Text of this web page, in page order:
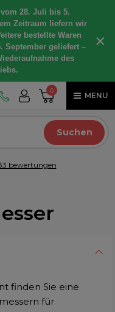
28. Juli bis 5.
Zeitraum liefern wir
bestellte Waren
September geliefert –
des
×
0
MENU
Suchen
bewertungen
finden Sie eine
für